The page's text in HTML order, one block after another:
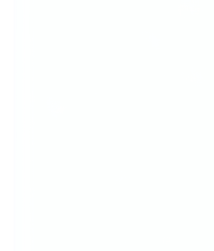
voor iedereen die op zoek is
in het hart van Gent! Of je
je expertise in de
domeinnaam straalt
uit. Met een naam die zowel